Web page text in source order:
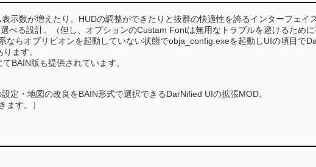
示数が増えたり、HUDの調整ができたりと抜群の快適性を誇るインターフェイ
べる設計。（但し、オプションのCustam Fontは無用なトラブルを避けるために
らオブリビオンを起動していない状態でobja_config.exeを起動しUIの項目で
ます。
てBAIN版も提供されています。
定・地図の改良をBAIN形式で選択できるDarNified UIの拡張MOD。
ます。）